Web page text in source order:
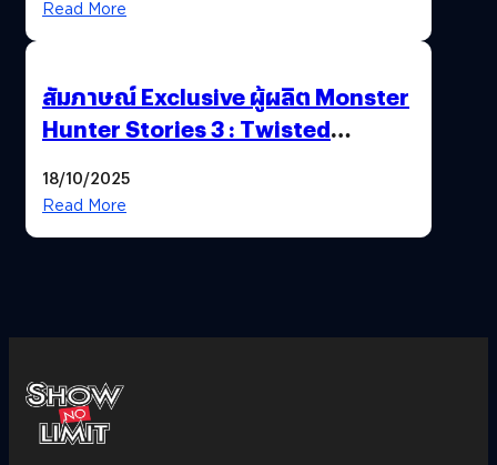
Read More
สัมภาษณ์ Exclusive ผู้ผลิต Monster
Hunter Stories 3 : Twisted
สวยฉ่ำ !
18/10/2025
Read More